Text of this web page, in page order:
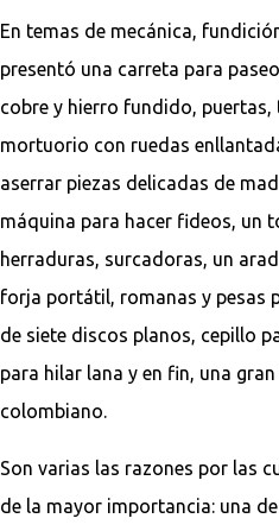
En temas de mecánica,
presentó una carreta para
cobre y hierro fundido,
mortuorio con ruedas
aserrar piezas delicadas de
máquina para hacer fideos, un
herraduras, surcadoras, un
forja portátil, romanas y pesas
de siete discos planos, cepillo
para hilar lana y en fin, una
colombiano.
Son varias las razones por las
de la mayor importancia: una